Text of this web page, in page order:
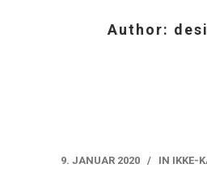
Author:
9. JANUAR 2020 IN IKKE-